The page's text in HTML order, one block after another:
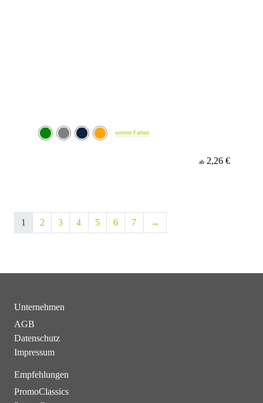
weitere Farben
ab 2,26 €
1 2 3 4 5 6 7 →
Unternehmen
AGB
Datenschutz
Impressum
Empfehlungen
PromoClassics